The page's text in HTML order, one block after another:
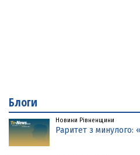
Блоги
Новини Рівненщини
Раритет з